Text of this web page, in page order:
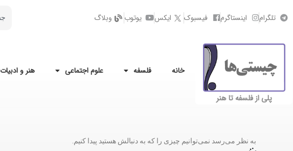
تلگرام اینستاگرم فیسبوک ایکس یوتوب وبلاگ
پلی از فلسفه تا هنر
خانه فلسفه علوم اجتماعی هنر و ادبیات
به نظر می‌رسد نمی‌توانیم چیزی را که به دنبالش هستید پیدا کنیم.